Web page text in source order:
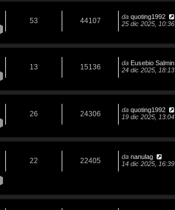
53 44107 da quoting1992
25 dic 2025, 10:36
13 15136 da Eusebio Salmin
24 dic 2025, 18:13
26 24306 da quoting1992
19 dic 2025, 13:04
22 22405 da nanulag
14 dic 2025, 16:39